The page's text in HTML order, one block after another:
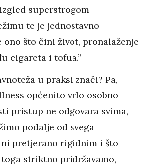
superstrogom
te je jednostavno
ono što čini život, pronalaženje
cigareta i tofua.”
u praksi znači? Pa,
općenito vrlo osobno
pristup ne odgovara svima,
podalje od svega
pretjerano rigidnim i što
striktno pridržavamo,